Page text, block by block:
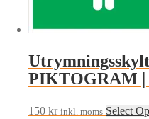
PIKTOGRAM |
150 kr inkl. moms Select